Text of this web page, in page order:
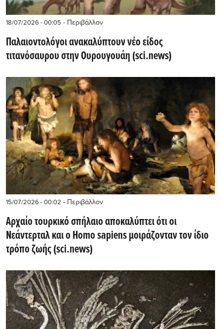
18/07/2026 - 00:05 - Περιβάλλον
Παλαιοντολόγοι ανακαλύπτουν νέο είδος
τιτανόσαυρου στην Ουρουγουάη (sci.news)
15/07/2026 - 00:02 - Περιβάλλον
Αρχαίο τουρκικό σπήλαιο αποκαλύπτει ότι οι
Νεάντερταλ και ο Homo sapiens μοιράζονταν τον ίδιο
τρόπο ζωής (sci.news)